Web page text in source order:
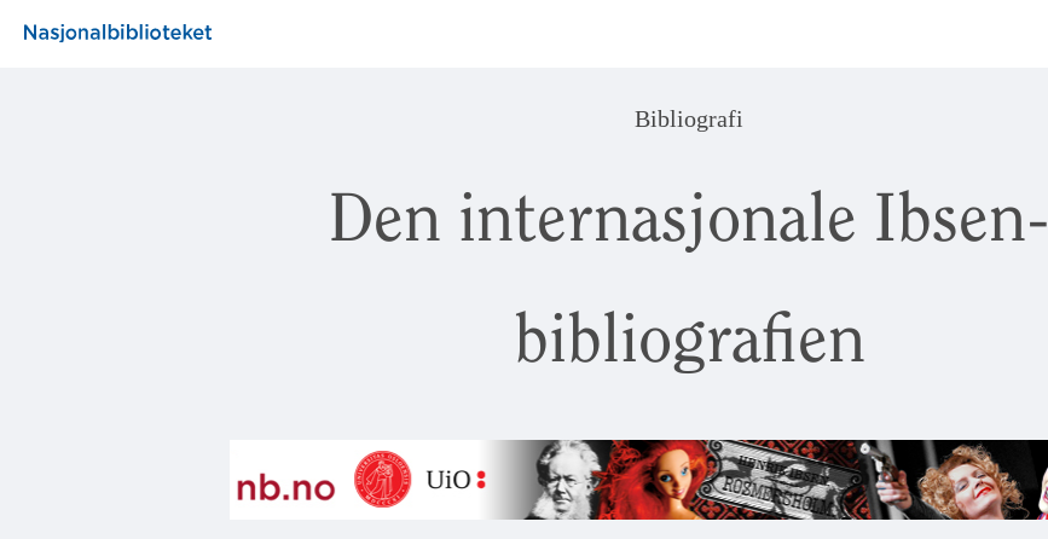
Bibliografi
Den internasjonale Ibsen-
bibliografien